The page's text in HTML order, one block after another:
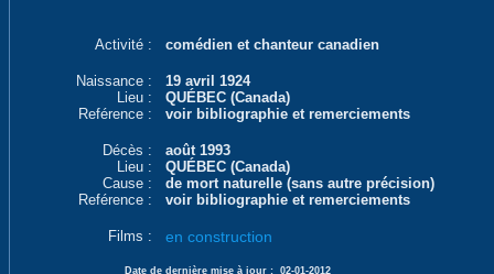
Activité : comédien et chanteur canadien
Naissance :
19 avril 1924
Lieu :
QUÉBEC (Canada)
Reférence :
voir bibliographie et remerciements
Décès :
août 1993
Lieu :
QUÉBEC (Canada)
Cause :
de mort naturelle (sans autre précision)
Reférence :
voir bibliographie et remerciements
Films : en construction
Date de dernière mise à jour : 02-01-2012